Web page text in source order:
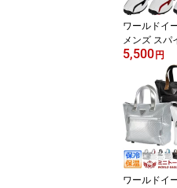
ワールドイ
メンズ スパ
ズ 無料特典
EEプラス設
式ワイヤー
ズ有 柔らか
すく疲れに
ナーソール
水【add-
5,500 円
ワールドイ